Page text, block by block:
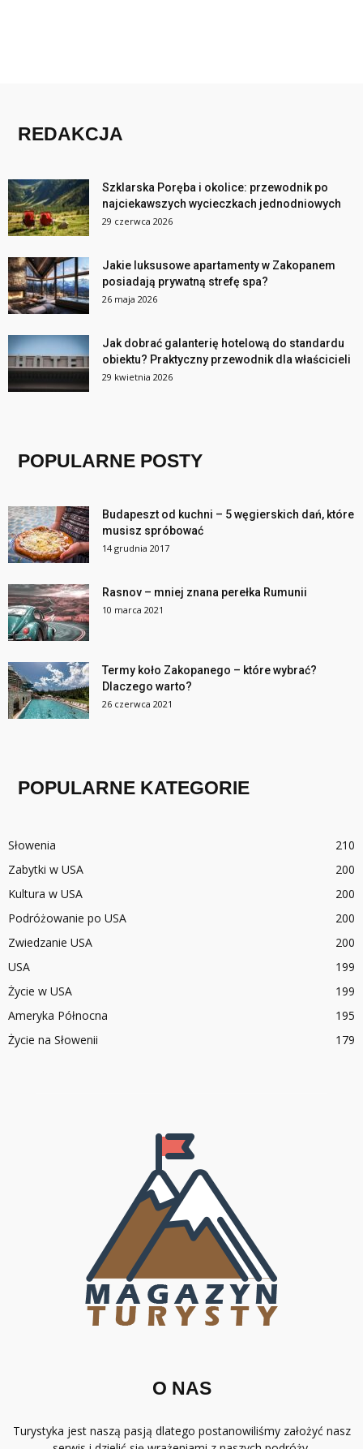
REDAKCJA
Szklarska Poręba i okolice: przewodnik po
najciekawszych wycieczkach jednodniowych
29 czerwca 2026
Jakie luksusowe apartamenty w Zakopanem
posiadają prywatną strefę spa?
26 maja 2026
Jak dobrać galanterię hotelową do standardu
obiektu? Praktyczny przewodnik dla właścicieli
29 kwietnia 2026
POPULARNE POSTY
Budapeszt od kuchni – 5 węgierskich dań, które
musisz spróbować
14 grudnia 2017
Rasnov – mniej znana perełka Rumunii
10 marca 2021
Termy koło Zakopanego – które wybrać?
Dlaczego warto?
26 czerwca 2021
POPULARNE KATEGORIE
Słowenia
210
Zabytki w USA
200
Kultura w USA
200
Podróżowanie po USA
200
Zwiedzanie USA
200
USA
199
Życie w USA
199
Ameryka Północna
195
Życie na Słowenii
179
O NAS
Turystyka jest naszą pasją dlatego postanowiliśmy założyć nasz